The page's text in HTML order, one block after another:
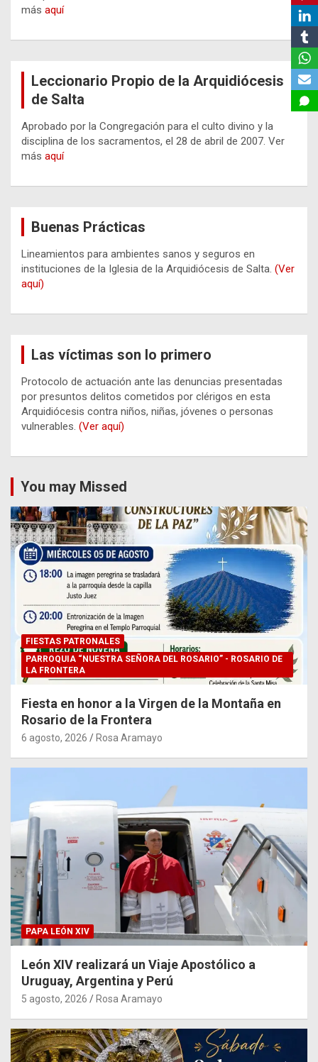
más aquí
Leccionario Propio de la Arquidiócesis
de Salta
Aprobado por la Congregación para el culto divino y la
disciplina de los sacramentos, el 28 de abril de 2007. Ver
más aquí
Buenas Prácticas
Lineamientos para ambientes sanos y seguros en
instituciones de la Iglesia de la Arquidiócesis de Salta. (Ver
aquí)
Las víctimas son lo primero
Protocolo de actuación ante las denuncias presentadas
por presuntos delitos cometidos por clérigos en esta
Arquidiócesis contra niños, niñas, jóvenes o personas
vulnerables. (Ver aquí)
You may Missed
FIESTAS PATRONALES
PARROQUIA “NUESTRA SEÑORA DEL ROSARIO” - ROSARIO DE
LA FRONTERA
Fiesta en honor a la Virgen de la Montaña en
Rosario de la Frontera
6 agosto, 2026 Rosa Aramayo
PAPA LEÓN XIV
León XIV realizará un Viaje Apostólico a
Uruguay, Argentina y Perú
5 agosto, 2026 Rosa Aramayo